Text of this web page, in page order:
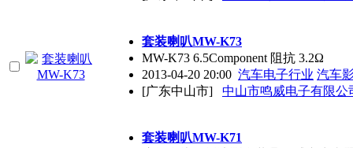
套装喇叭MW-K73
MW-K73 6.5Component 阻抗 3.2Ω
2013-04-20 20:00 汽车电子行业 汽车
[广东中山市]
中山市鸣威电子有限公
套装喇叭MW-K71